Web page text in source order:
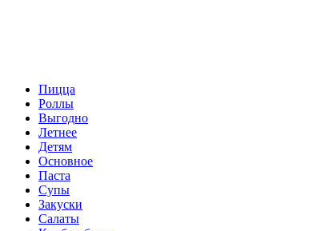
Пицца
Роллы
Выгодно
Летнее
Детям
Основное
Паста
Супы
Закуски
Салаты